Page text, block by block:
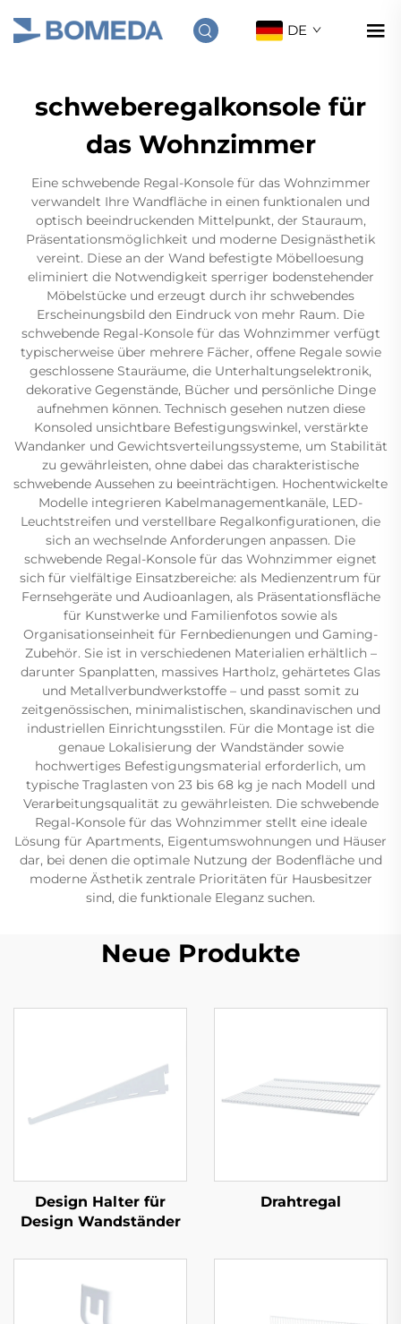
DE
schweberegalkonsole für
das Wohnzimmer
Eine schwebende Regal-Konsole für das Wohnzimmer
verwandelt Ihre Wandfläche in einen funktionalen und
optisch beeindruckenden Mittelpunkt, der Stauraum,
Präsentationsmöglichkeit und moderne Designästhetik
vereint. Diese an der Wand befestigte Möbelloesung
eliminiert die Notwendigkeit sperriger bodenstehender
Möbelstücke und erzeugt durch ihr schwebendes
Erscheinungsbild den Eindruck von mehr Raum. Die
schwebende Regal-Konsole für das Wohnzimmer verfügt
typischerweise über mehrere Fächer, offene Regale sowie
geschlossene Stauräume, die Unterhaltungselektronik,
dekorative Gegenstände, Bücher und persönliche Dinge
aufnehmen können. Technisch gesehen nutzen diese
Konsoled unsichtbare Befestigungswinkel, verstärkte
Wandanker und Gewichtsverteilungssysteme, um Stabilität
zu gewährleisten, ohne dabei das charakteristische
schwebende Aussehen zu beeinträchtigen. Hochentwickelte
Modelle integrieren Kabelmanagementkanäle, LED-
Leuchtstreifen und verstellbare Regalkonfigurationen, die
sich an wechselnde Anforderungen anpassen. Die
schwebende Regal-Konsole für das Wohnzimmer eignet
sich für vielfältige Einsatzbereiche: als Medienzentrum für
Fernsehgeräte und Audioanlagen, als Präsentationsfläche
für Kunstwerke und Familienfotos sowie als
Organisationseinheit für Fernbedienungen und Gaming-
Zubehör. Sie ist in verschiedenen Materialien erhältlich –
darunter Spanplatten, massives Hartholz, gehärtetes Glas
und Metallverbundwerkstoffe – und passt somit zu
zeitgenössischen, minimalistischen, skandinavischen und
industriellen Einrichtungsstilen. Für die Montage ist die
genaue Lokalisierung der Wandständer sowie
hochwertiges Befestigungsmaterial erforderlich, um
typische Traglasten von 23 bis 68 kg je nach Modell und
Verarbeitungsqualität zu gewährleisten. Die schwebende
Regal-Konsole für das Wohnzimmer stellt eine ideale
Lösung für Apartments, Eigentumswohnungen und Häuser
dar, bei denen die optimale Nutzung der Bodenfläche und
moderne Ästhetik zentrale Prioritäten für Hausbesitzer
sind, die funktionale Eleganz suchen.
Neue Produkte
Design Halter für
Design Wandständer
Drahtregal